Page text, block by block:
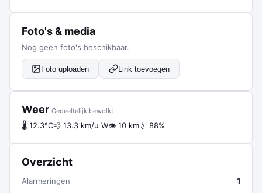
Foto's & media
Nog geen foto's beschikbaar.
Foto uploaden Link toevoegen
Weer Gedeeltelijk bewolkt
🌡 12.3°C💨 13.3 km/u W👁 10 km💧 88%
Overzicht
Alarmeringen
1